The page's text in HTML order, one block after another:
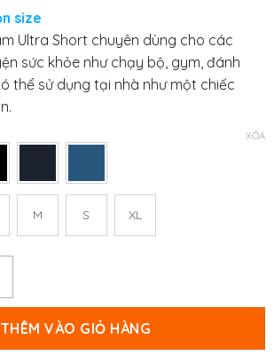
size
Ultra Short chuyên dùng cho các
sức khỏe như chạy bộ, gym, đánh
thể sử dụng tại nhà như một chiếc
M S XL
XÓA
THÊM VÀO GIỎ HÀNG